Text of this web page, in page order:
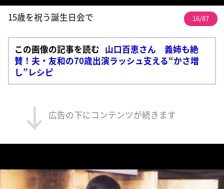
15歳を祝う誕生日会で 16/87
この画像の記事を読む 山口百恵さん 義姉も絶
賛！夫・友和の70歳出演ラッシュ支える“かさ増
し”レシピ
広告の下にコンテンツが続きます